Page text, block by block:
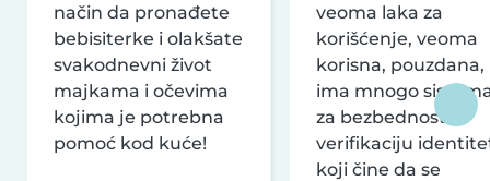
način da pronađete
bebisiterke i olakšate
svakodnevni život
majkama i očevima
kojima je potrebna
pomoć kod kuće!
veoma laka za
korišćenje, veoma
korisna, pouzdana,
ima mnogo
za bezbednost i
verifikaciju
koji čine da se